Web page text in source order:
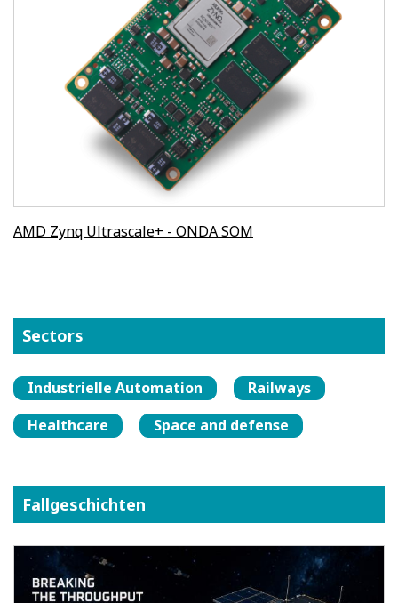
AMD Zynq Ultrascale+ - ONDA SOM
Sectors
Industrielle Automation
Railways
Healthcare
Space and defense
Fallgeschichten